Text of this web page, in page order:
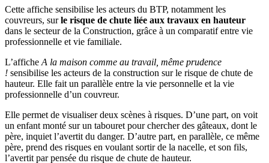
Cette affiche sensibilise les acteurs du BTP, notamment les
couvreurs, surle risque de chute liée aux travaux en hauteur
dans le secteur de la Construction, grâce à un comparatif entre vie
professionnelle et vie familiale.
L’affiche A la maison comme au travail, même prudence
! sensibilise les acteurs de la construction sur le risque de chute de
hauteur. Elle fait un parallèle entre la vie personnelle et la vie
professionnelle d’un couvreur.
Elle permet de visualiser deux scènes à risques. D’une part, on voit
un enfant monté sur un tabouret pour chercher des gâteaux, dont le
père, inquiet l’avertit du danger. D’autre part, en parallèle, ce même
père, prend des risques en voulant sortir de la nacelle, et son fils,
l’avertit par pensée du risque de chute de hauteur.